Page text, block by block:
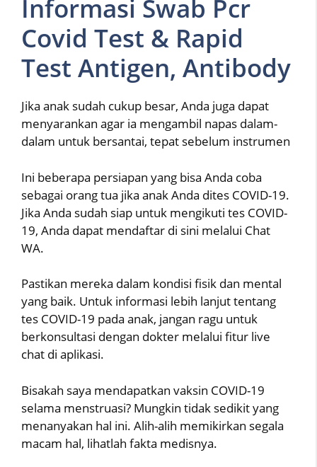
Informasi Swab Pcr
Covid Test & Rapid
Test Antigen, Antibody
Jika anak sudah cukup besar, Anda juga dapat
menyarankan agar ia mengambil napas dalam-
dalam untuk bersantai, tepat sebelum instrumen
Ini beberapa persiapan yang bisa Anda coba
sebagai orang tua jika anak Anda dites COVID-19.
Jika Anda sudah siap untuk mengikuti tes COVID-
19, Anda dapat mendaftar di sini melalui Chat
WA.
Pastikan mereka dalam kondisi fisik dan mental
yang baik. Untuk informasi lebih lanjut tentang
tes COVID-19 pada anak, jangan ragu untuk
berkonsultasi dengan dokter melalui fitur live
chat di aplikasi.
Bisakah saya mendapatkan vaksin COVID-19
selama menstruasi? Mungkin tidak sedikit yang
menanyakan hal ini. Alih-alih memikirkan segala
macam hal, lihatlah fakta medisnya.